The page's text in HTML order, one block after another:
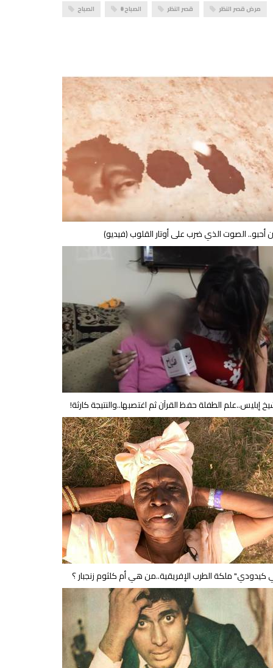
الصباح #الصباح قصر النظر مرض قصر النظر
أحبو.. الصوت الذي ضرب على أوتار القلوب (فيديو)
إبليس..علم الطفلة حفظ القرآن ثم اغتصبها..والنتيجة كارثة!
كيدودي" ملكة الطرب الإفريقية..من هي أم كلثوم زنجبار ؟